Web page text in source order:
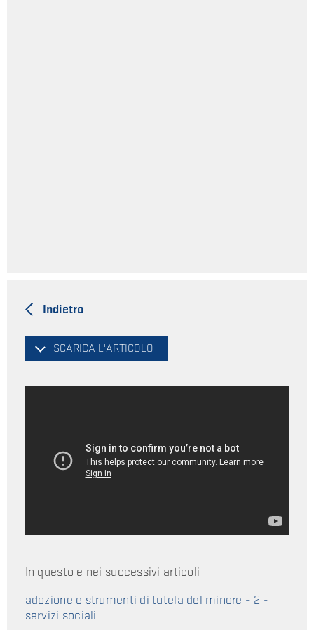
Indietro
SCARICA L'ARTICOLO
In questo e nei successivi articoli
adozione e strumenti di tutela del minore - 2 -
servizi sociali